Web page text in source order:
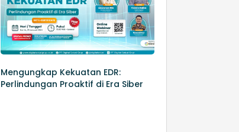
Mengungkap Kekuatan EDR:
Perlindungan Proaktif di Era Siber